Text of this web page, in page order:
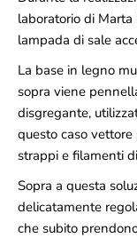
laboratorio di
lampada di sale
La base in legno
sopra viene
disgregante,
questo caso
strappi e filamenti
Sopra a questa
delicatamente
che subito